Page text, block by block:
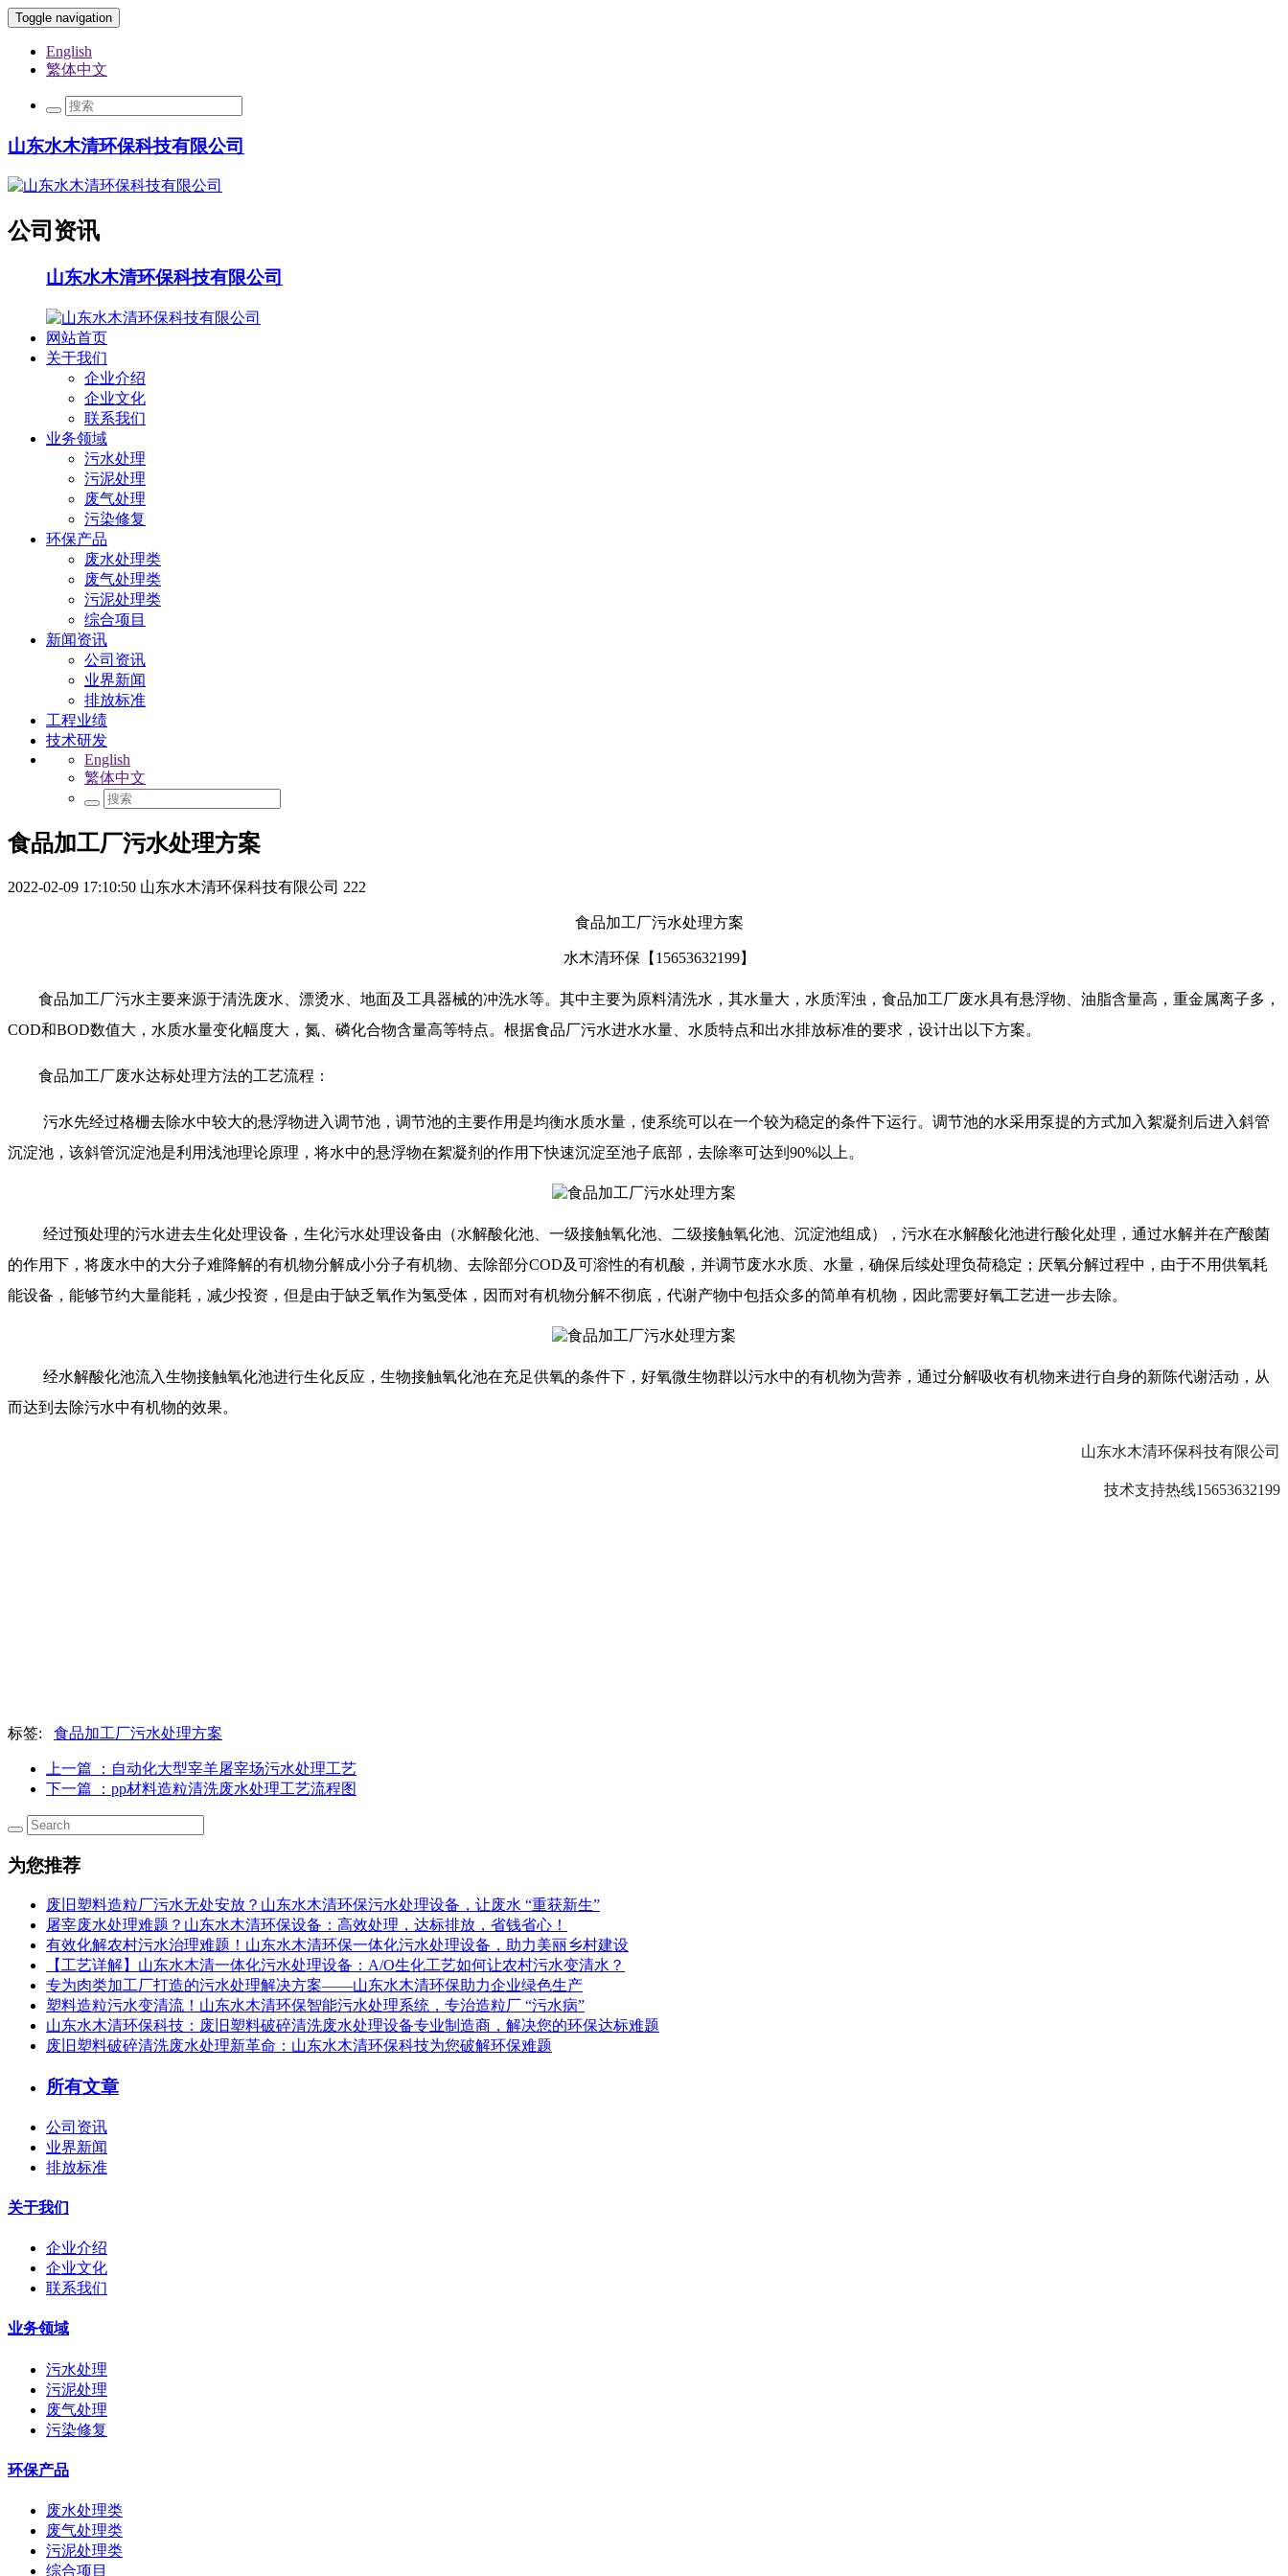
Toggle navigation
English
繁体中文
山东水木清环保科技有限公司
公司资讯
山东水木清环保科技有限公司
网站首页
关于我们
企业介绍
企业文化
联系我们
业务领域
污水处理
污泥处理
废气处理
污染修复
环保产品
废水处理类
废气处理类
污泥处理类
综合项目
新闻资讯
公司资讯
业界新闻
排放标准
工程业绩
技术研发
English
繁体中文
食品加工厂污水处理方案
2022-02-09 17:10:50 山东水木清环保科技有限公司 222
食品加工厂污水处理方案
水木清环保【 15653632199】
食品加工厂污水主要来源于清洗废水、漂烫水、地面及工具器械的冲洗水等。其中主要为原料清洗水，其水量大，水质浑浊， 食品加工厂废水具有悬浮物、油脂含量高，重金属离子多，
COD和BOD数值大， 水质水量变化幅度大，氮、磷化合物含量高等特点。 根据食品厂污水进水水量、水质特点和出水排放标准的要求 ， 设计出以下方案。
食品加工厂废水达标处理方法的工艺流程 ：
污水先经过格栅去除水中较大的悬浮物进入调节池，调节池的主要作用是均衡水质水量，使系统可以在一个较为稳定的条件下运行。调节池的水采用泵提的方式加入絮凝剂后进入斜管
沉淀池，该斜管沉淀池是利用浅池理论原理，将水中的悬浮物在絮凝剂的作用下快速沉淀至池子底部，去除率可达到 90%以上。
经过预处理的污水进去生化处理设备，生化污水处理设备由（水解酸化池、一级接触氧化池、二级接触氧化池、沉淀池组成），污水在水解酸化池进行酸化处理，通过水解并在产酸菌
的作用下，将废水中的大分子难降解的有机物分解成小分子有机物、去除部分COD及可溶性的有机酸，并调节废水水质、水量，确保后续处理负荷稳定； 厌氧分解过程中，由于不用供氧耗
能设备，能够节约大量能耗，减少投资，但是由于缺乏氧作为氢受体，因而对有机物分解不彻底，代谢产物中包括众多的简单有机物，因此需要好氧工艺进一步去除。
经水解酸化池流入生物接触氧化池进行生化反应，生物接触氧化池在充足供氧的条件下，好氧微生物群以污水中的有机物为营养，通过分解吸收有机物来进行自身的新陈代谢活动，从
而达到去除污水中有机物的效果。
山东水木清环保科技有限公司
技术支持热线15653632199
标签: 食品加工厂污水处理方案
上一篇
：自动化大型宰羊屠宰场污水处理工艺
下一篇
：pp材料造粒清洗废水处理工艺流程图
为您推荐
废旧塑料造粒厂污水无处安放？山东水木清环保污水处理设备，让废水 “重获新生”
屠宰废水处理难题？山东水木清环保设备：高效处理，达标排放，省钱省心！
有效化解农村污水治理难题！山东水木清环保一体化污水处理设备，助力美丽乡村建设
【工艺详解】山东水木清一体化污水处理设备：A/O生化工艺如何让农村污水变清水？
专为肉类加工厂打造的污水处理解决方案——山东水木清环保助力企业绿色生产
塑料造粒污水变清流！山东水木清环保智能污水处理系统，专治造粒厂 “污水病”
山东水木清环保科技：废旧塑料破碎清洗废水处理设备专业制造商，解决您的环保达标难题
废旧塑料破碎清洗废水处理新革命：山东水木清环保科技为您破解环保难题
所有文章
公司资讯
业界新闻
排放标准
关于我们
企业介绍
企业文化
联系我们
业务领域
污水处理
污泥处理
废气处理
污染修复
环保产品
废水处理类
废气处理类
污泥处理类
综合项目